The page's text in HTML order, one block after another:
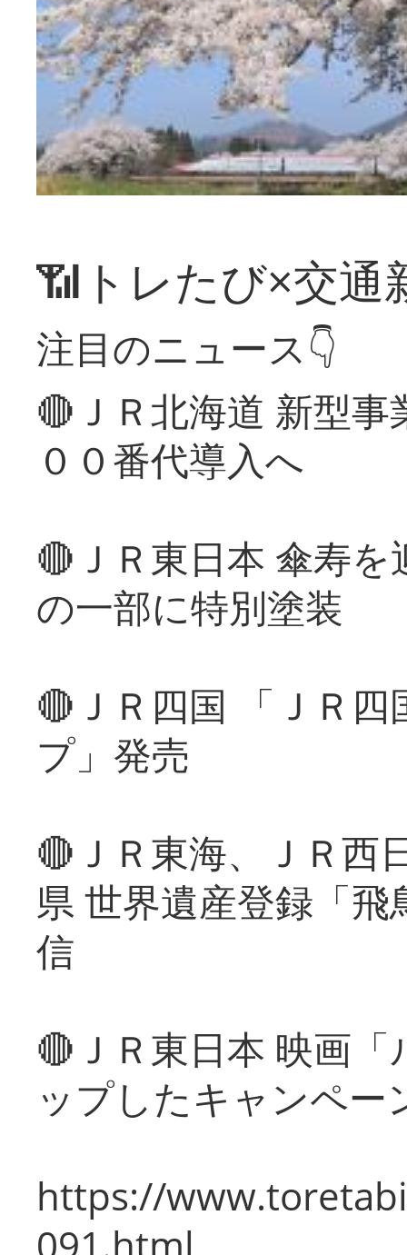
📶トレたび×交通
注目のニュース👇
🔴ＪＲ北海道 新型
００番代導入へ
🔴ＪＲ東日本 傘寿
の一部に特別塗装
🔴ＪＲ四国 「ＪＲ
プ」発売
🔴ＪＲ東海、ＪＲ西
県 世界遺産登録「
信
🔴ＪＲ東日本 映画
ップしたキャンペー
https://